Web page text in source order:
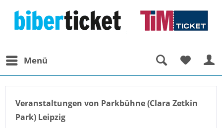
Menü
Veranstaltungen von Parkbühne (Clara Zetkin
Park) Leipzig